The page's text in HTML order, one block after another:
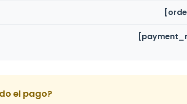
el pago?